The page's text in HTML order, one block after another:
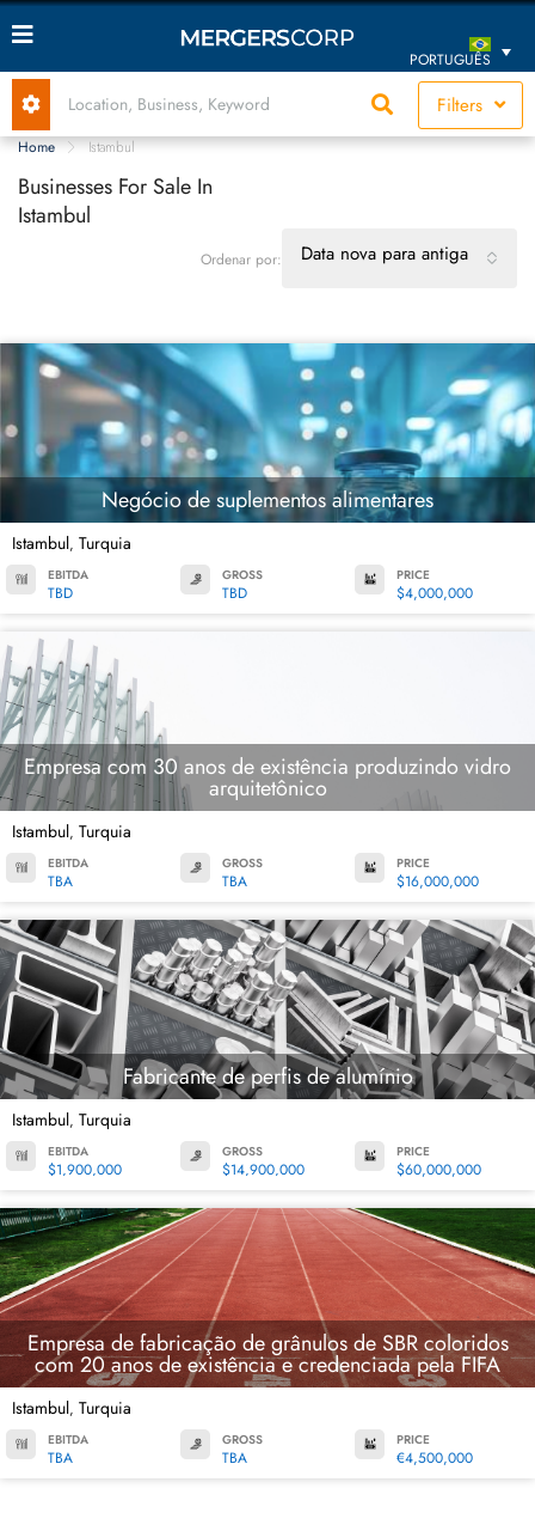
PORTUGUÊS
Filters
Home Istambul
Businesses For Sale In
Istambul
Ordenar por: Data nova para antiga
Negócio de suplementos alimentares
Istambul, Turquia
EBITDA
TBD
GROSS
TBD
PRICE
$4,000,000
Empresa com 30 anos de existência produzindo vidro
arquitetônico
Istambul, Turquia
EBITDA
TBA
GROSS
TBA
PRICE
$16,000,000
Fabricante de perfis de alumínio
Istambul, Turquia
EBITDA
$1,900,000
GROSS
$14,900,000
PRICE
$60,000,000
Empresa de fabricação de grânulos de SBR coloridos
com 20 anos de existência e credenciada pela FIFA
Istambul, Turquia
EBITDA
TBA
GROSS
TBA
PRICE
€4,500,000